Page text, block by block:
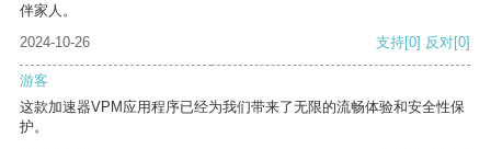
伴家人。
2024-10-26
支持[0] 反对[0]
游客
这款加速器VPM应用程序已经为我们带来了无限的流畅体验和安全性保
护。